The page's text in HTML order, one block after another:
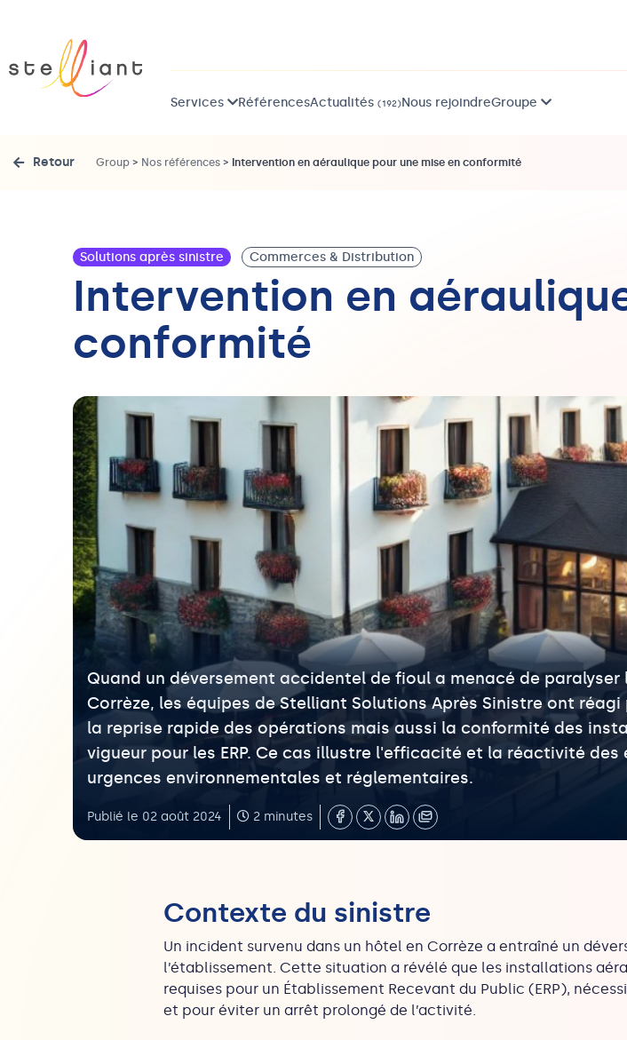
Services RéférencesActualités (192)Nous rejoindreGroupe
Retour Group > Nos références > Intervention en aéraulique pour une mise en conformité
Solutions après sinistre Commerces & Distribution
Intervention en
conformité
Quand un déversement accidentel de fioul a menacé de
Corrèze, les équipes de Stelliant Solutions Après Sinistre ont
la reprise rapide des opérations mais aussi la conformité des
vigueur pour les ERP. Ce cas illustre l'efficacité et la réactivité des
urgences environnementales et réglementaires.
Publié le 02 août 2024 2 minutes
Contexte du sinistre
Un incident survenu dans un hôtel en Corrèze a entraîné un
l’établissement. Cette situation a révélé que les installations
requises pour un Établissement Recevant du Public (ERP),
et pour éviter un arrêt prolongé de l’activité.